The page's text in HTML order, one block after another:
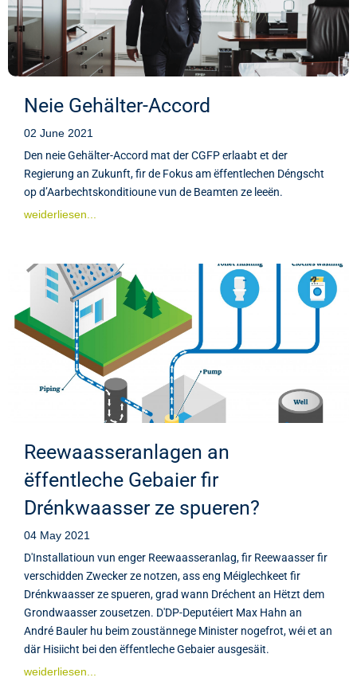
Neie Gehälter-Accord
02 June 2021
Den neie Gehälter-Accord mat der CGFP erlaabt et der
Regierung an Zukunft, fir de Fokus am ëffentlechen Déngscht
op d’Aarbechtskonditioune vun de Beamten ze leeën.
weiderliesen...
Reewaasseranlagen an
ëffentleche Gebaier fir
Drénkwaasser ze spueren?
04 May 2021
D'Installatioun vun enger Reewaasseranlag, fir Reewaasser fir
verschidden Zwecker ze notzen, ass eng Méiglechkeet fir
Drénkwaasser ze spueren, grad wann Dréchent an Hëtzt dem
Grondwaasser zousetzen. D'DP-Deputéiert Max Hahn an
André Bauler hu beim zoustännege Minister nogefrot, wéi et an
där Hisiicht bei den ëffentleche Gebaier ausgesäit.
weiderliesen...